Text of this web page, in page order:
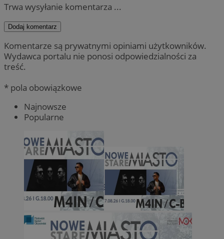
Trwa wysyłanie komentarza ...
Dodaj komentarz
Komentarze są prywatnymi opiniami użytkowników.
Wydawca portalu nie ponosi odpowiedzialności za
treść.
* pola obowiązkowe
Najnowsze
Popularne